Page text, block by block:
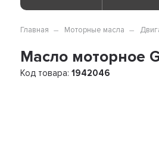
Главная Моторные масла
Масло моторное
Код товара:1942046